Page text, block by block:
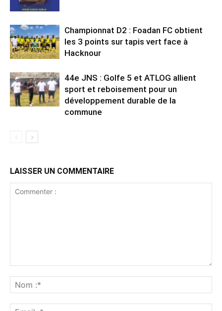
Championnat D2 : Foadan FC obtient
les 3 points sur tapis vert face à
Hacknour
44e JNS : Golfe 5 et ATLOG allient
sport et reboisement pour un
développement durable de la
commune
LAISSER UN COMMENTAIRE